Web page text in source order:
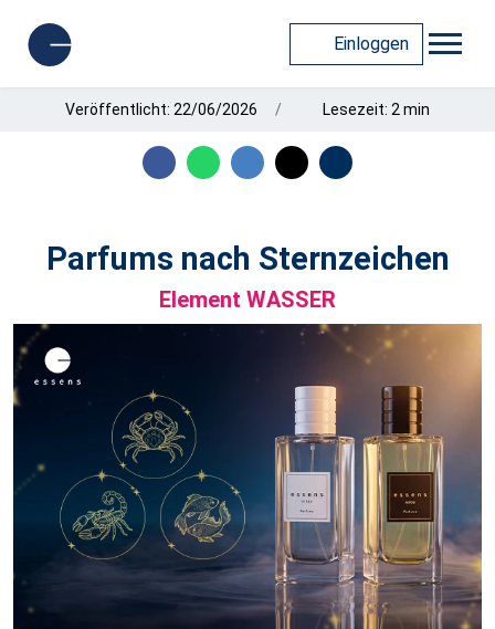
Einloggen
Veröffentlicht: 22/06/2026 Lesezeit: 2 min
Parfums nach Sternzeichen
Element WASSER